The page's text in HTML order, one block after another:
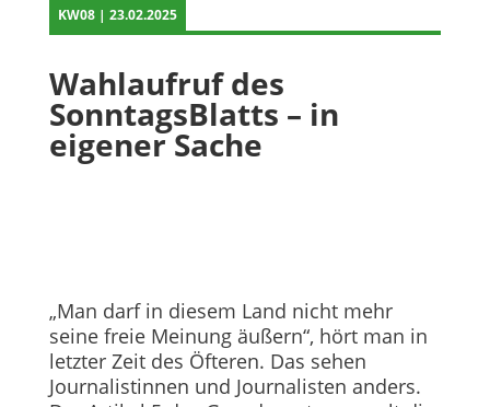
KW08 | 23.02.2025
Wahlaufruf des
SonntagsBlatts – in
eigener Sache
„Man darf in diesem Land nicht mehr
seine freie Meinung äußern“, hört man in
letzter Zeit des Öfteren. Das sehen
Journalistinnen und Journalis­ten anders.